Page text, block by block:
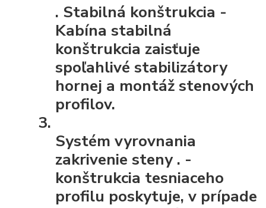
. Stabilná konštrukcia -
Kabína stabilná
konštrukcia zaisťuje
spoľahlivé stabilizátory
hornej a montáž stenových
profilov.
Systém vyrovnania
zakrivenie steny. -
konštrukcia tesniaceho
profilu poskytuje, v prípade